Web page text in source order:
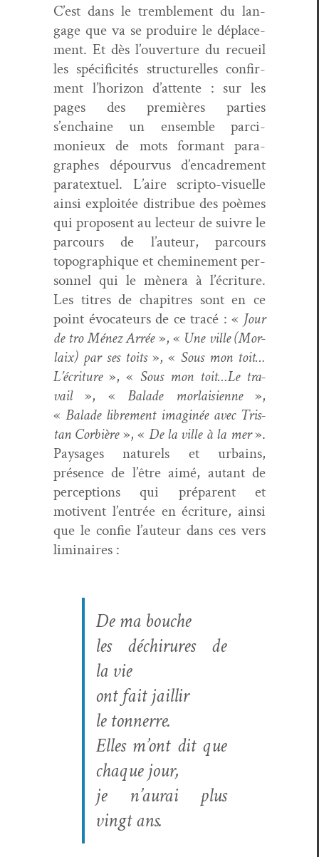
C’est dans le trem­ble­ment du lan­
gage que va se pro­duire le déplace­
ment. Et dès l’ouverture du recueil
les spé­ci­ficités struc­turelles con­fir­
ment l’horizon d’attente : sur les
pages des pre­mières par­ties
s’enchaine un ensem­ble parci­
monieux de mots for­mant para­
graphes dépourvus d’encadrement
para­textuel. L’aire scrip­to-visuelle
ain­si exploitée dis­tribue des poèmes
qui pro­posent au lecteur de suiv­re le
par­cours de l’auteur, par­cours
topographique et chem­ine­ment per­
son­nel qui le mèn­era à l’écriture.
Les titres de chapitres sont en ce
point évo­ca­teurs de ce tracé : « Jour
de tro Ménez Arrée», « Une ville (Mor­
laix) par ses toits », « Sous mon toit…
L’écriture», « Sous mon toit…Le tra­
vail», «Balade mor­laisi­enne»,
« Balade libre­ment imag­inée avec Tris­
tan Cor­bière», « De la ville à la mer».
Paysages naturels et urbains,
présence de l’être aimé, autant de
per­cep­tions qui pré­par­ent et
motivent l’entrée en écri­t­ure, ain­si
que le con­fie l’auteur dans ces vers
liminaires :
De ma bouche
les déchirures de
la vie
ont fait jaillir
le tonnerre.
Elles m’ont dit que
chaque jour,
je n’aurai plus
vingt ans.